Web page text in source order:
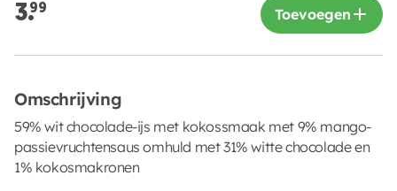
3.99 Toevoegen
Omschrijving
59% wit chocolade-ijs met kokossmaak met 9% mango-
passievruchtensaus omhuld met 31% witte chocolade en
1% kokosmakronen